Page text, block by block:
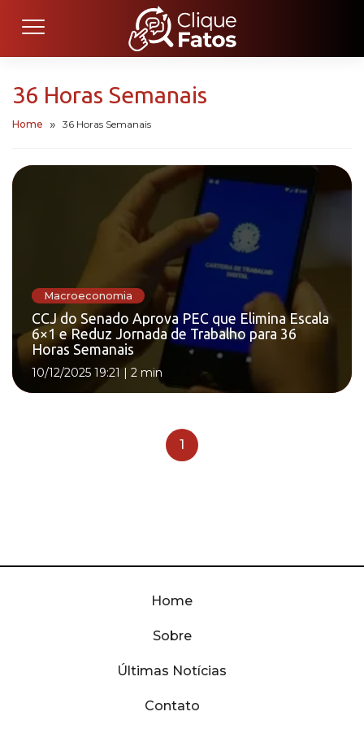
36 Horas Semanais
Home 36 Horas Semanais
Macroeconomia
CCJ do Senado Aprova PEC que Elimina Escala
6×1 e Reduz Jornada de Trabalho para 36
Horas Semanais
10/12/2025 19:21 | 2 min
1
Home
Sobre
Últimas Notícias
Contato